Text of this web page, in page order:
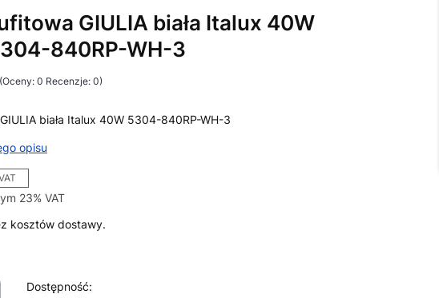
GIULIA biała Italux 40W
840RP-WH-3
(Oceny: 0 Recenzje: 0)
biała Italux 40W 5304-840RP-WH-3
opisu
23% VAT
23% VAT
kosztów dostawy.
Dostępność: